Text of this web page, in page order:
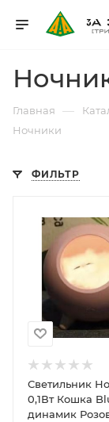
Главная —
Ночники
ФИЛЬТР
Светильник
0,1Вт Кошка
динамик